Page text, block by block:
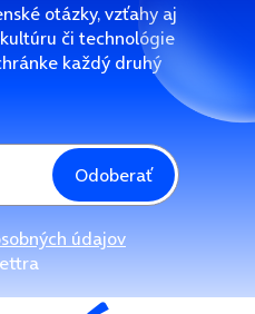
otázky, vzťahy aj
či technológie
každý druhý
Odoberať
údajov